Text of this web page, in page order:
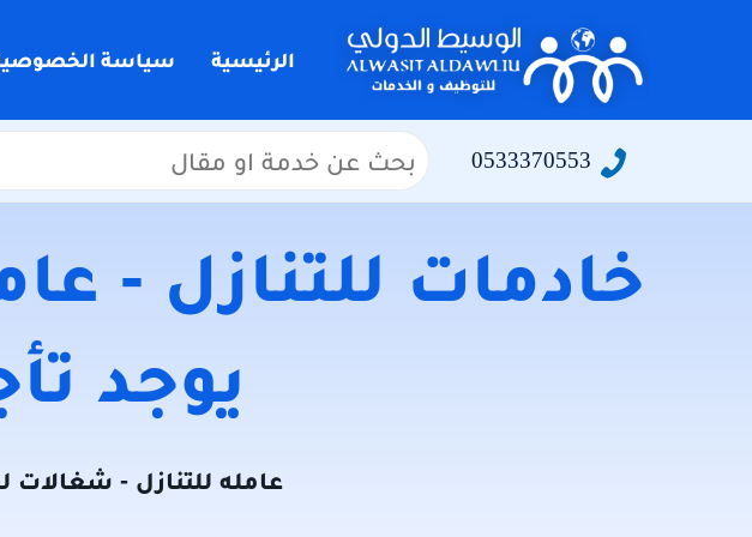
الرئيسية سياسة
0533370553
البحث
عن:
خادمات للتنازل -
يوجد
عامله للتنازل - شغالات